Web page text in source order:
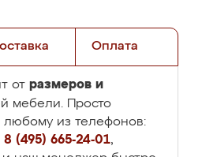
Оплата
от размеров и
мебели. Просто
любому из телефонов:
8 (495) 665-24-01,